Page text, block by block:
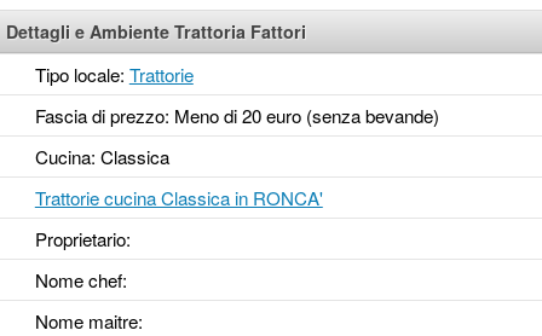
Dettagli e Ambiente Trattoria Fattori
Tipo locale: Trattorie
Fascia di prezzo: Meno di 20 euro (senza bevande)
Cucina: Classica
Trattorie cucina Classica in RONCA'
Proprietario:
Nome chef:
Nome maitre: